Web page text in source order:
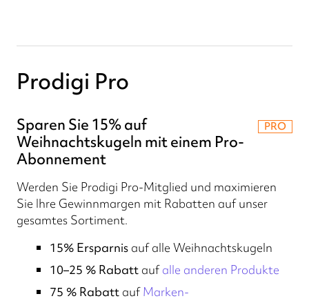
Prodigi Pro
Sparen Sie 15% auf
Weihnachtskugeln mit einem Pro-
Abonnement
PRO
Werden Sie Prodigi Pro-Mitglied und maximieren
Sie Ihre Gewinnmargen mit Rabatten auf unser
gesamtes Sortiment.
15% Ersparnis auf alle Weihnachtskugeln
10–25 % Rabatt aufalle anderen Produkte
75 % Rabatt aufMarken-